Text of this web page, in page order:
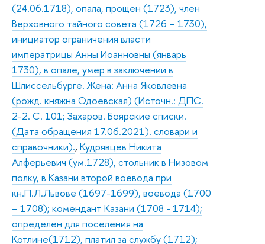
(24.06.1718), опала, прощен (1723), член
Верховного тайного совета (1726 – 1730),
инициатор ограничения власти
императрицы Анны Иоанновны (январь
1730), в опале, умер в заключении в
Шлиссельбурге. Жена: Анна Яковлевна
(рожд. княжна Одоевская) (Источн.: ДПС.
2-2. С. 101; Захаров. Боярские списки.
(Дата обращения 17.06.2021). словари и
справочники)., Кудрявцев Никита
Алферьевич (ум.1728), стольник в Низовом
полку, в Казани второй воевода при
кн.П.Л.Львове (1697-1699), воевода (1700
– 1708); комендант Казани (1708 - 1714);
определен для поселения на
Котлине(1712), платил за службу (1712);